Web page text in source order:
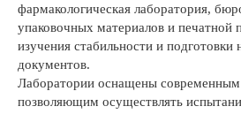
фармакологическая лаборатория,
упаковочных материалов и печатной
изучения стабильности и подготовки
документов.
Лаборатории оснащены
позволяющим осуществлять